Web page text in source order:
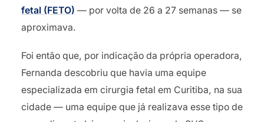
fetal (FETO) — por volta de 26 a 27 semanas — se
aproximava.
Foi então que, por indicação da própria operadora,
Fernanda descobriu que havia uma equipe
especializada em cirurgia fetal em Curitiba, na sua
cidade — uma equipe que já realizava esse tipo de